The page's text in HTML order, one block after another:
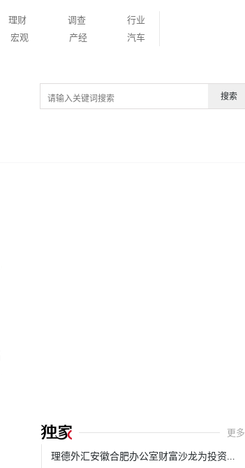
理财 调查
行业
宏观 产经 汽车
搜索
更多
理德外汇安徽合肥办公室财富沙龙为投资者带来财富之光